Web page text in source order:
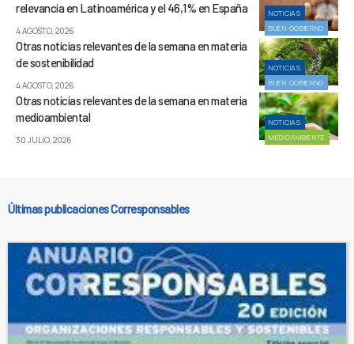
NOTICIAS
BUEN GOBIERNO
relevancia en Latinoamérica y el 46,1% en España
4 AGOSTO, 2026
NOTICIAS
BUEN GOBIERNO
Otras noticias relevantes de la semana en materia
de sostenibilidad
4 AGOSTO, 2026
NOTICIAS
MEDIOAMBIENTE
Otras noticias relevantes de la semana en materia
medioambiental
30 JULIO, 2026
Últimas publicaciones Corresponsables